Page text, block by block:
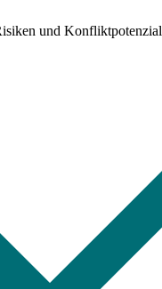
und Konfliktpotenzial